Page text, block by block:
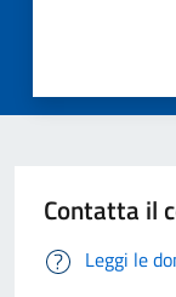
Contatta il
Leggi le